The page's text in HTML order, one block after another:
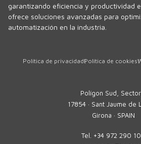
garantizando eficiencia y productividad
ofrece soluciones avanzadas para
automatización en la industria.
Política de privacidadPolítica de cookies
Polígon Sud, Sector
17854 · Sant Jaume de
Girona · SPAIN
Tel. +34 972 290